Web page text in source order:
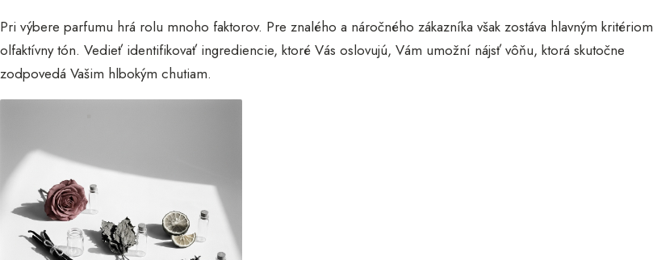
Pri výbere parfumu hrá rolu mnoho faktorov. Pre znalého a náročného zákazníka však zostáva hlavným kritériom
olfaktívny tón. Vedieť identifikovať ingrediencie, ktoré Vás oslovujú, Vám umožní nájsť vôňu, ktorá skutočne
zodpovedá Vašim hlbokým chutiam.